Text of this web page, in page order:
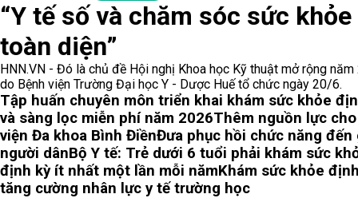
“Y tế số và chăm sóc sức khỏe
toàn diện”
HNN.VN - Đó là chủ đề Hội nghị Khoa học Kỹ thuật mở rộng
do Bệnh viện Trường Đại học Y - Dược Huế tổ chức ngày 20/6.
Tập huấn chuyên môn triển khai khám sức khỏe
và sàng lọc miễn phí năm 2026Thêm nguồn lực
viện Đa khoa Bình ĐiềnĐưa phục hồi chức năng đến
người dânBộ Y tế: Trẻ dưới 6 tuổi phải khám sức
định kỳ ít nhất một lần mỗi nămKhám sức khỏe
tăng cường nhân lực y tế trường học